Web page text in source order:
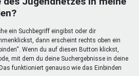
ein Suchbegriff eingibst oder dir
dann erscheint rechts oben ein
Wenn du auf diesen Button klickst,
mit dem du deine Suchergebnisse in deine
funktioniert genauso wie das Einbinden